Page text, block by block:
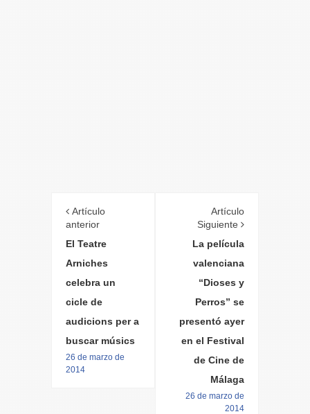
Artículo
anterior
El Teatre
Arniches
celebra un
cicle de
audicions per a
buscar músics
26 de marzo de
2014
Artículo
Siguiente
La película
valenciana
“Dioses y
Perros” se
presentó ayer
en el Festival
de Cine de
Málaga
26 de marzo de
2014